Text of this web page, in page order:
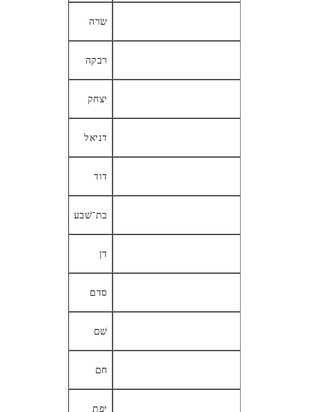
שׂרה
רבקה
יצחק
דניאל
דוד
בת־שׁבע
דן
סדם
שׁם
חם
יפת